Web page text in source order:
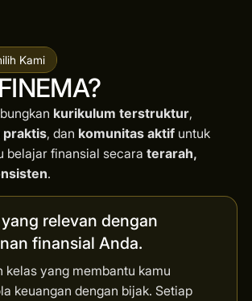
Kami
kurikulum terstruktur,
praktis, dan komunitas aktifuntuk
belajar finansial secara terarah,
.
relevan dengan
finansial Anda.
kelas yang membantu kamu
keuangan dengan bijak. Setiap